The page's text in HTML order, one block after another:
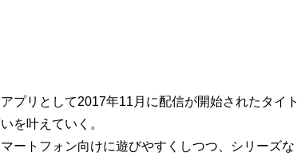
プリとして2017年11月に配信が開始されたタイト
を叶えていく。
ートフォン向けに遊びやすくしつつ、シリーズな